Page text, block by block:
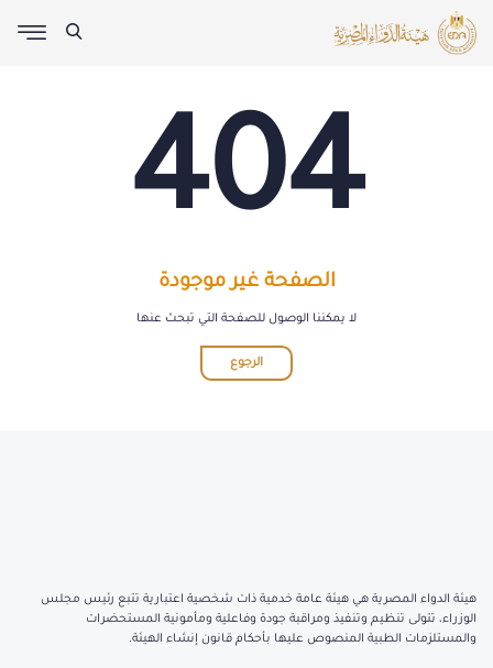
404
الصفحة غير موجودة
لا يمكننا الوصول للصفحة التي تبحث عنها
الرجوع
هيئة الدواء المصرية هي هيئة عامة خدمية ذات شخصية اعتبارية تتبع رئيس مجلس
الوزراء، تتولى تنظيم وتنفيذ ومراقبة جودة وفاعلية ومأمونية المستحضرات
والمستلزمات الطبية المنصوص عليها بأحكام قانون إنشاء الهيئة.